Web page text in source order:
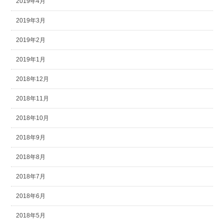
2019年3月
2019年2月
2019年1月
2018年12月
2018年11月
2018年10月
2018年9月
2018年8月
2018年7月
2018年6月
2018年5月